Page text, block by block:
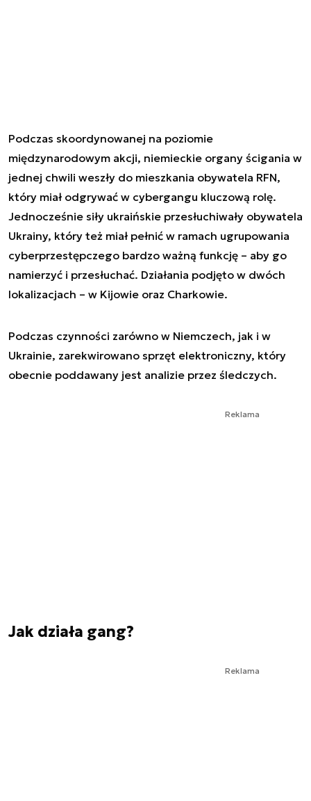
Podczas skoordynowanej na poziomie
międzynarodowym akcji, niemieckie organy ścigania w
jednej chwili weszły do mieszkania obywatela RFN,
który miał odgrywać w cybergangu kluczową rolę.
Jednocześnie siły ukraińskie przesłuchiwały obywatela
Ukrainy, który też miał pełnić w ramach ugrupowania
cyberprzestępczego bardzo ważną funkcję – aby go
namierzyć i przesłuchać. Działania podjęto w dwóch
lokalizacjach – w Kijowie oraz Charkowie.
Podczas czynności zarówno w Niemczech, jak i w
Ukrainie, zarekwirowano sprzęt elektroniczny, który
obecnie poddawany jest analizie przez śledczych.
Reklama
Jak działa gang?
Reklama